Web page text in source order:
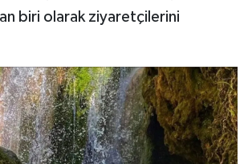
biri olarak ziyaretçilerini